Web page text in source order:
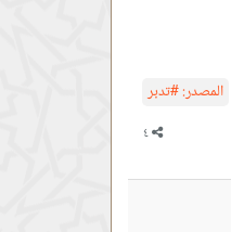
المصدر:#تدبر